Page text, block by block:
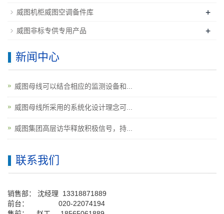
威图机柜威图空调备件库 +
威图非标专供专用产品 +
新闻中心
威图母线可以结合相应的监测设备和...
威图母线所采用的系统化设计理念可...
威图集团高层访华释放积极信号，持...
联系我们
销售部： 沈经理 13318871889
前台： 020-22074194